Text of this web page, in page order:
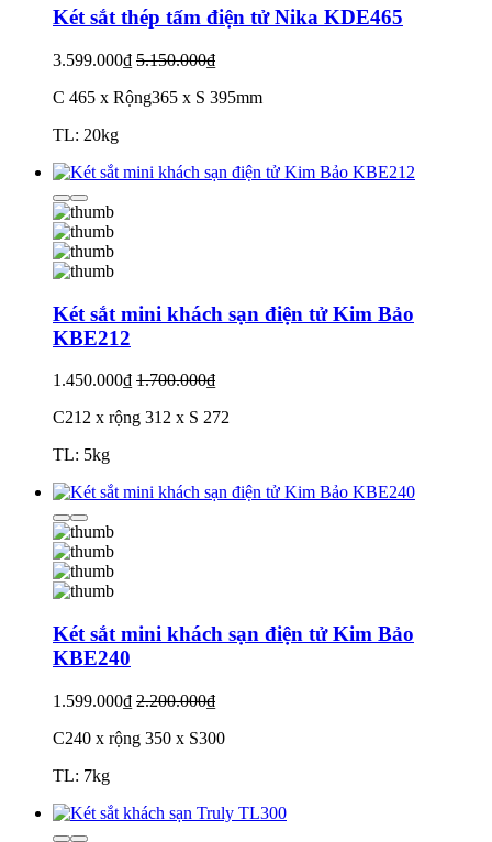
Két sắt thép tấm điện tử Nika KDE465
3.599.000₫ 5.150.000₫
C 465 x Rộng365 x S 395mm
TL: 20kg
Két sắt mini khách sạn điện tử Kim Bảo
KBE212
1.450.000₫ 1.700.000₫
C212 x rộng 312 x S 272
TL: 5kg
Két sắt mini khách sạn điện tử Kim Bảo
KBE240
1.599.000₫ 2.200.000₫
C240 x rộng 350 x S300
TL: 7kg